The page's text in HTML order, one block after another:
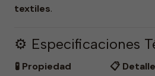
textiles.
⚙️ Especificaciones
🧪 Propiedad
📋 Detalle